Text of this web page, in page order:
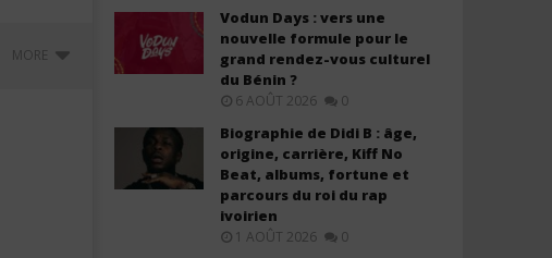
MORE
Vodun Days : vers une
nouvelle formule pour le
grand rendez-vous culturel
du Bénin ?
6 AOÛT 2026 0
Biographie de Didi B : âge,
origine, carrière, Kiff No
Beat, albums, fortune et
parcours du roi du rap
ivoirien
1 AOÛT 2026 0